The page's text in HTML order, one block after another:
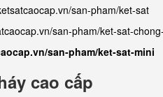
san-pham/ket-sat
san-pham/ket-sat-
san-pham/ket-sat-mini
cao cấp